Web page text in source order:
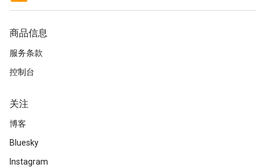
商品信息
服务条款
控制台
关注
博客
Bluesky
Instagram